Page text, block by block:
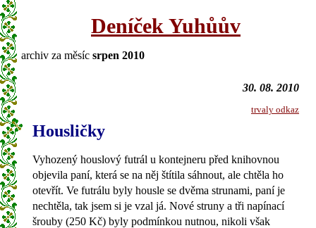
Deníček Yuhůův
archiv za měsíc srpen 2010
30. 08. 2010
trvaly odkaz
Housličky
Vyhozený houslový futrál u kontejneru před knihovnou
objevila paní, která se na něj štítila sáhnout, ale chtěla ho
otevřít. Ve futrálu byly housle se dvěma strunami, paní je
nechtěla, tak jsem si je vzal já. Nové struny a tři napínací
šrouby (250 Kč) byly podmínkou nutnou, nikoli však